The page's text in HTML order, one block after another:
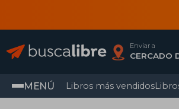
Enviar a
MENÚ Libros más vendidos